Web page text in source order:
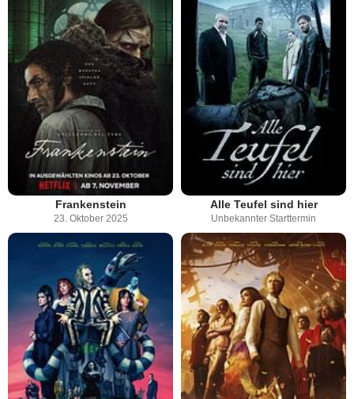
Frankenstein
23. Oktober 2025
Alle Teufel sind hier
Unbekannter Starttermin